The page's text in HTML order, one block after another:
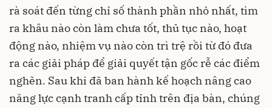
rà soát đến từng chỉ số thành phần nhỏ nhất, tìm
ra khâu nào còn làm chưa tốt, thủ tục nào, hoạt
động nào, nhiệm vụ nào còn trì trệ rồi từ đó đưa
ra các giải pháp để giải quyết tận gốc rễ các điểm
nghẽn. Sau khi đã ban hành kế hoạch nâng cao
năng lực cạnh tranh cấp tỉnh trên địa bàn, chúng